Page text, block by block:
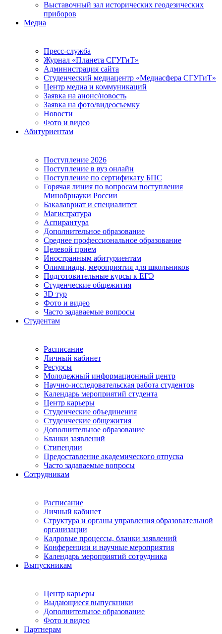
Выставочный зал исторических геодезических
приборов
Медиа
Пресс-служба
Журнал «Планета СГУГиТ»
Администрация сайта
Студенческий медиацентр «Медиасфера СГУГиТ»
Центр медиа и коммуникаций
Заявка на анонс/новость
Заявка на фото/видеосъемку
Новости
Фото и видео
Абитуриентам
Поступление 2026
Поступление в вуз онлайн
Поступление по сертификату БПС
Горячая линия по вопросам поступления
Минобрнауки России
Бакалавриат и специалитет
Магистратура
Аспирантура
Дополнительное образование
Среднее профессиональное образование
Целевой прием
Иностранным абитуриентам
Олимпиады, мероприятия для школьников
Подготовительные курсы к ЕГЭ
Студенческие общежития
3D тур
Фото и видео
Часто задаваемые вопросы
Студентам
Расписание
Личный кабинет
Ресурсы
Молодежный информационный центр
Научно-исследовательская работа студентов
Календарь мероприятий студента
Центр карьеры
Студенческие объединения
Студенческие общежития
Дополнительное образование
Бланки заявлений
Стипендии
Предоставление академического отпуска
Часто задаваемые вопросы
Сотрудникам
Расписание
Личный кабинет
Структура и органы управления образовательной
организации
Кадровые процессы, бланки заявлений
Конференции и научные мероприятия
Календарь мероприятий сотрудника
Выпускникам
Центр карьеры
Выдающиеся выпускники
Дополнительное образование
Фото и видео
Партнерам